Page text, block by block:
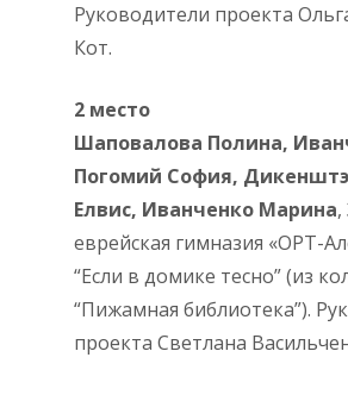
Руководители проекта
Кот.
2 место
Шаповалова Полина,
Погомий София,
Елвис, Иванченко Марина
еврейская гимназия «ОРТ-
“Если в домике тесно” (из
“Пижамная библиотека”).
проекта Светлана